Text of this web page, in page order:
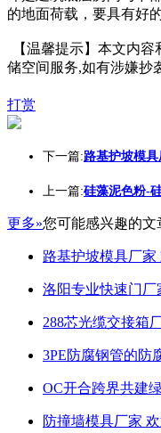
的地面荷载，要具有好
【温馨提示】本文内
储空间服务,如有涉嫌抄
打赏
下一篇:路基护坡模
上一篇:硅藻泥色粉-
更多»您可能感兴趣的文
路基护坡模具厂家
洛阳专业快速门厂
288芯光缆交接箱
3PE防腐钢管的防
OC开合跨界共建
防撞墙模具厂家